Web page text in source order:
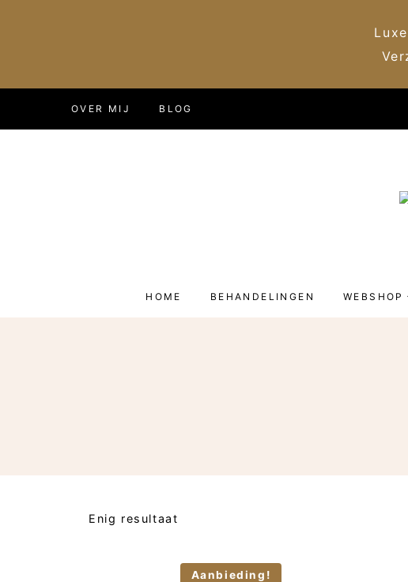
OVER MIJ BLOG
HOME BEHANDELINGEN WEBSHOP
Enig resultaat
Aanbieding!